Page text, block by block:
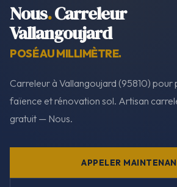
Nous.Carreleur
Vallangoujard
POSÉ AU MILLIMÈTRE.
Carreleur à Vallangoujard (95810)
faïence et rénovation sol. Artisan
gratuit — Nous.
APPELER